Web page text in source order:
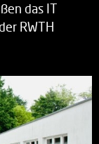
das IT
RWTH